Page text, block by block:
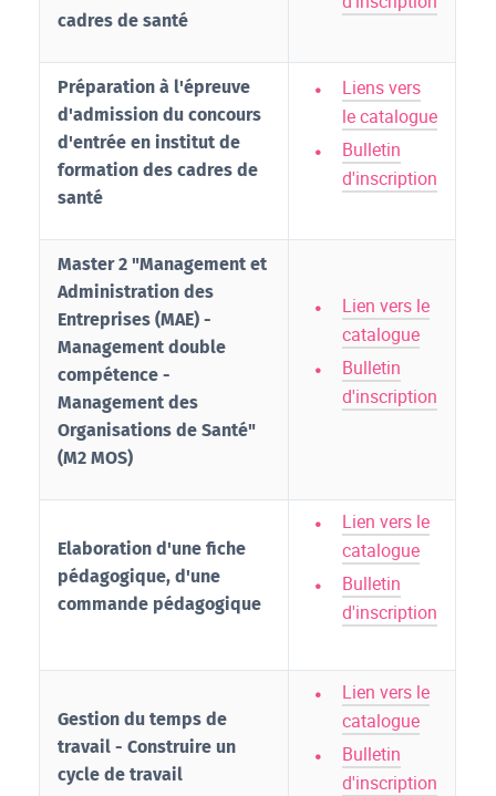
cadres de santé
Préparation à l'épreuve
d'admission du concours
d'entrée en institut de
formation des cadres de
santé
Liens vers
le catalogue
Bulletin
d'inscription
Master 2 "Management et
Administration des
Entreprises (MAE) -
Management double
compétence -
Management des
Organisations de Santé"
(M2 MOS)
Lien vers le
catalogue
Bulletin
d'inscription
Elaboration d'une fiche
pédagogique, d'une
commande pédagogique
Lien vers le
catalogue
Bulletin
d'inscription
Gestion du temps de
travail - Construire un
cycle de travail
Lien vers le
catalogue
Bulletin
d'inscription